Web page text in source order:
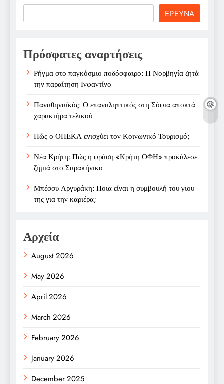
ΕΡΕΥΝΑ
Πρόσφατες αναρτήσεις
Ρήγμα στο παγκόσμιο ποδόσφαιρο: Η Νορβηγία ζητά
την παραίτηση Ινφαντίνο
Παναθηναϊκός: Ο επαναληπτικός στη Σόφια αποκτά
χαρακτήρα τελικού
Πώς ο ΟΠΕΚΑ ενισχύει τον Κοινωνικό Τουρισμό;
Νέα Κρήτη: Πώς η φράση «Κρήτη ΟΦΗ» προκάλεσε
ζημιά στο Σαρακήνικο
Μπέσσυ Αργυράκη: Ποια είναι η συμβουλή του γιου
της για την καριέρα;
Αρχεία
August 2026
May 2026
April 2026
March 2026
February 2026
January 2026
December 2025